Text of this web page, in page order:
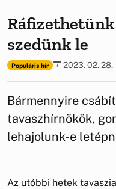
szedünk le
Populáris hír 2023. 02. 28.
Bármennyire
tavaszhírnökök,
lehajolunk-e
Az utóbbi hetek